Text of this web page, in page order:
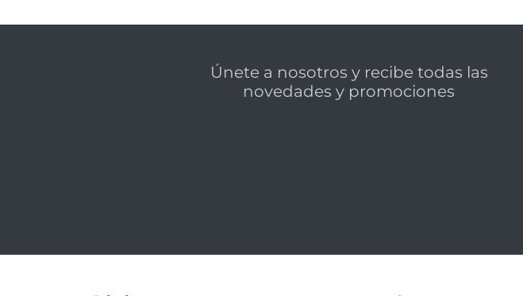
Únete a nosotros y recibe todas las
novedades y promociones